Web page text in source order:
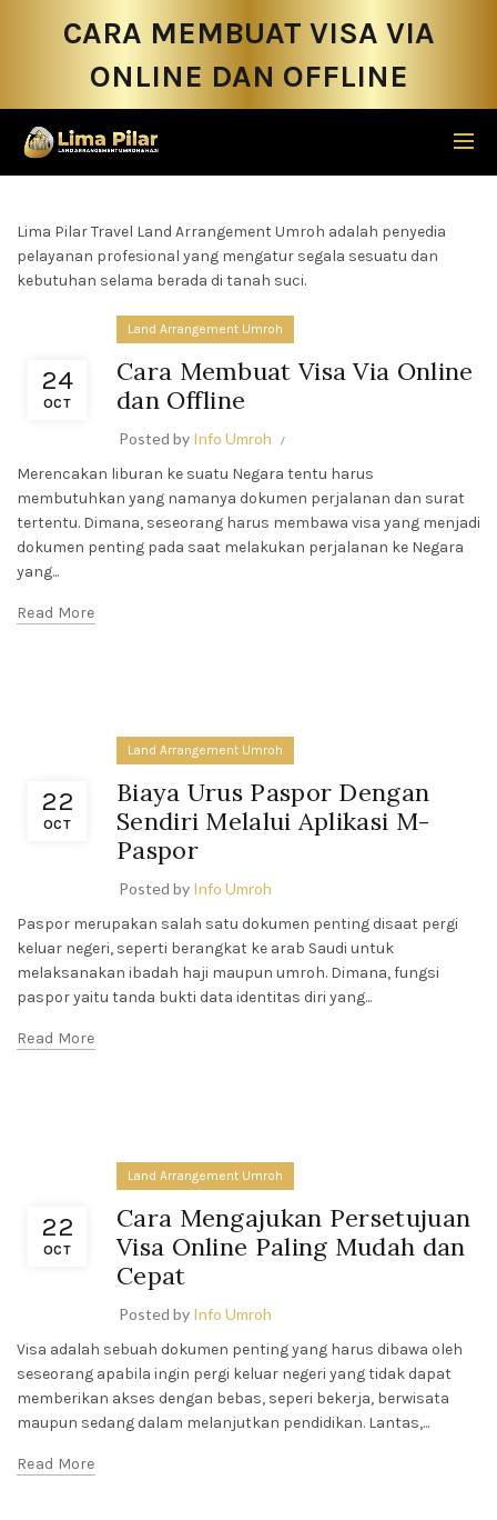
CARA MEMBUAT VISA VIA
ONLINE DAN OFFLINE
Lima Pilar Travel Land Arrangement Umroh adalah penyedia
pelayanan profesional yang mengatur segala sesuatu dan
kebutuhan selama berada di tanah suci.
24
OCT
Land Arrangement Umroh
Cara Membuat Visa Via Online
dan Offline
Posted by Info Umroh
Merencakan liburan ke suatu Negara tentu harus
membutuhkan yang namanya dokumen perjalanan dan surat
tertentu. Dimana, seseorang harus membawa visa yang menjadi
dokumen penting pada saat melakukan perjalanan ke Negara
yang...
Read More
22
OCT
Land Arrangement Umroh
Biaya Urus Paspor Dengan
Sendiri Melalui Aplikasi M-
Paspor
Posted by Info Umroh
Paspor merupakan salah satu dokumen penting disaat pergi
keluar negeri, seperti berangkat ke arab Saudi untuk
melaksanakan ibadah haji maupun umroh. Dimana, fungsi
paspor yaitu tanda bukti data identitas diri yang...
Read More
22
OCT
Land Arrangement Umroh
Cara Mengajukan Persetujuan
Visa Online Paling Mudah dan
Cepat
Posted by Info Umroh
Visa adalah sebuah dokumen penting yang harus dibawa oleh
seseorang apabila ingin pergi keluar negeri yang tidak dapat
memberikan akses dengan bebas, seperi bekerja, berwisata
maupun sedang dalam melanjutkan pendidikan. Lantas,...
Read More
PELAYANAN
JAMAAH
UMROH
PENENTU
TRAVEL
May 25,
2026
No